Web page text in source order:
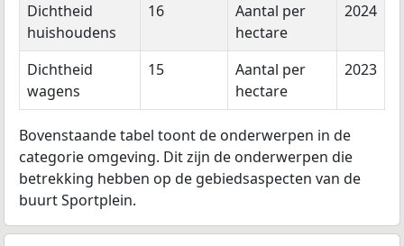
Dichtheid
huishoudens
16
Aantal per
hectare
2024
Dichtheid
wagens
15
Aantal per
hectare
2023
Bovenstaande tabel toont de onderwerpen in de
categorie omgeving. Dit zijn de onderwerpen die
betrekking hebben op de gebiedsaspecten van de
buurt Sportplein.